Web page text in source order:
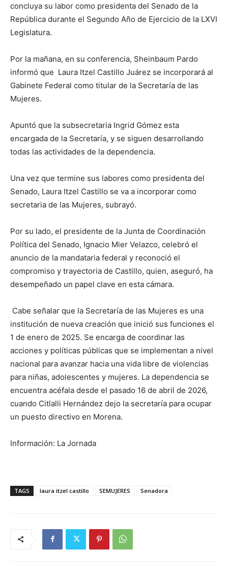
concluya su labor como presidenta del Senado de la
República durante el Segundo Año de Ejercicio de la LXVI
Legislatura.
Por la mañana, en su conferencia, Sheinbaum Pardo
informó que Laura Itzel Castillo Juárez se incorporará al
Gabinete Federal como titular de la Secretaría de las
Mujeres.
Apuntó que la subsecretaria Ingrid Gómez esta
encargada de la Secretaría, y se siguen desarrollando
todas las actividades de la dependencia.
Una vez que termine sus labores como presidenta del
Senado, Laura Itzel Castillo se va a incorporar como
secretaria de las Mujeres, subrayó.
Por su lado, el presidente de la Junta de Coordinación
Política del Senado, Ignacio Mier Velazco, celebró el
anuncio de la mandataria federal y reconoció el
compromiso y trayectoria de Castillo, quien, aseguró, ha
desempeñado un papel clave en esta cámara.
Cabe señalar que la Secretaría de las Mujeres es una
institución de nueva creación que inició sus funciones el
1 de enero de 2025. Se encarga de coordinar las
acciones y políticas públicas que se implementan a nivel
nacional para avanzar hacia una vida libre de violencias
para niñas, adolescentes y mujeres. La dependencia se
encuentra acéfala desde el pasado 16 de abril de 2026,
cuando Citlalli Hernández dejo la secretaría para ocupar
un puesto directivo en Morena.
Información: La Jornada
TAGS laura itzel castillo SEMUJERES Senadora